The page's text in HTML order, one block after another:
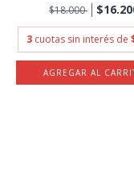
$18.000
3 cuotas sin interés de